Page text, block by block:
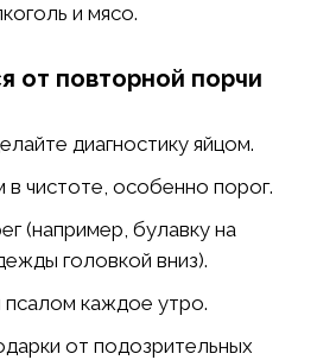
и мясо.
от повторной порчи
диагностику яйцом.
чистоте, особенно порог.
(например, булавку на
головкой вниз).
псалом каждое утро.
от подозрительных